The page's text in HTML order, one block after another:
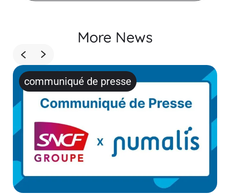
More News
communiqué de presse